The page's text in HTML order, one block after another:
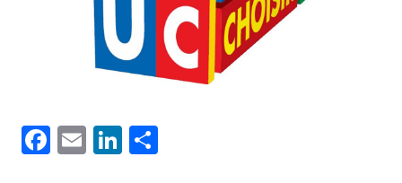
Facebook
EmailLinkedIn